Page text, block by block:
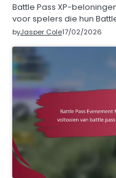
Battle Pass XP-
voor spelers die hun
byJasper Cole17/02/2026